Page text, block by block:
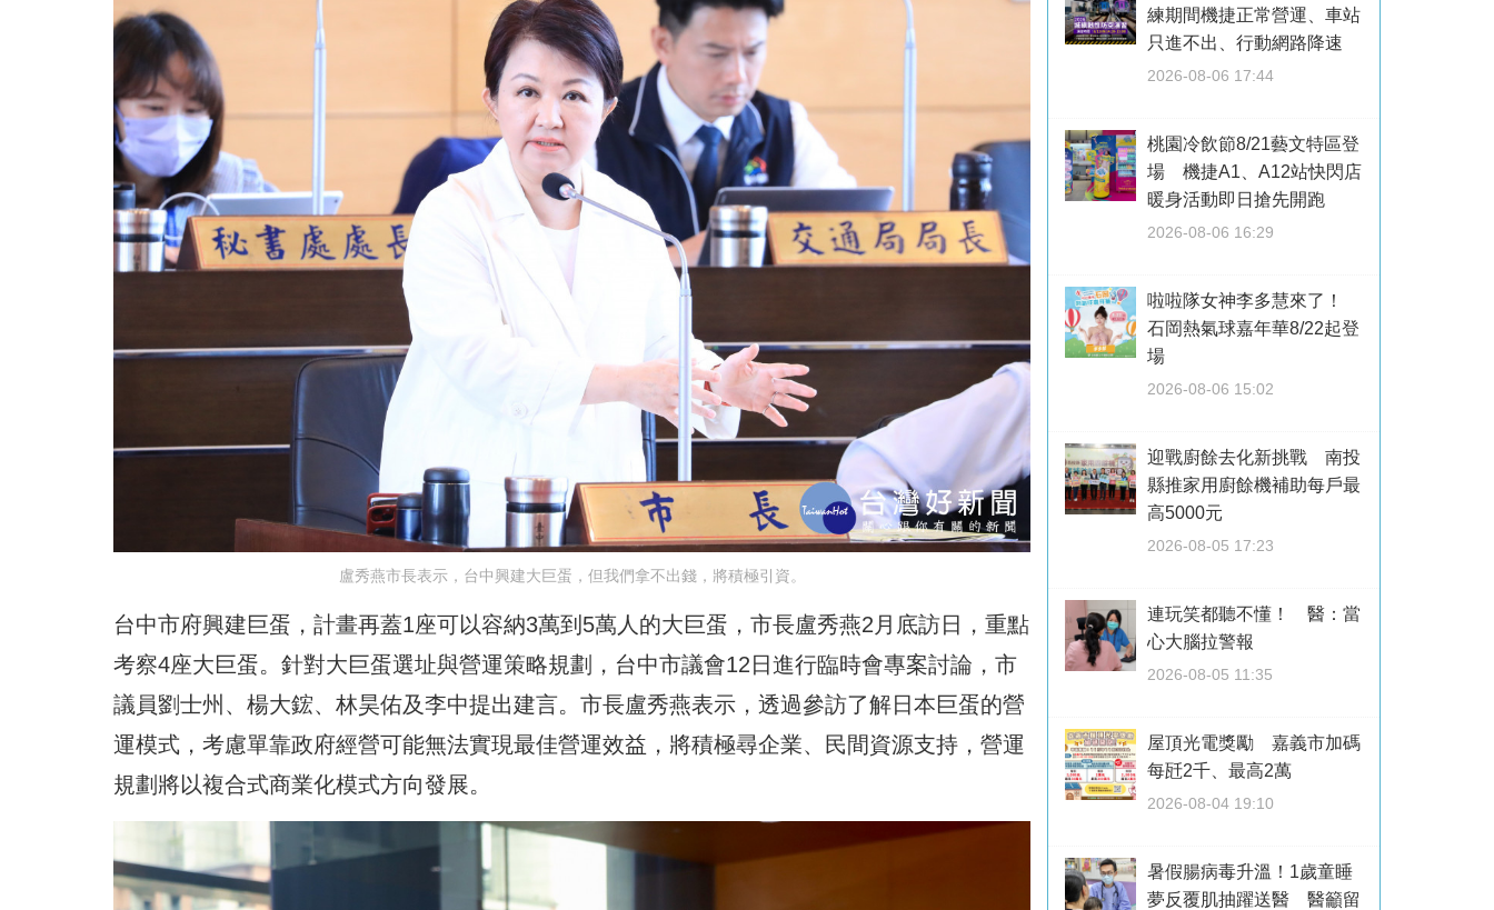
盧秀燕市長表示，台中興建大巨蛋，但我們拿不出錢，將積極引資。
台中市府興建巨蛋，計畫再蓋1座可以容納3萬到5萬人的大巨蛋，市長盧秀燕2月底訪日，重點
考察4座大巨蛋。針對大巨蛋選址與營運策略規劃，台中市議會12日進行臨時會專案討論，市
議員劉士州、楊大鋐、林昊佑及李中提出建言。市長盧秀燕表示，透過參訪了解日本巨蛋的營
運模式，考慮單靠政府經營可能無法實現最佳營運效益，將積極尋企業、民間資源支持，營運
規劃將以複合式商業化模式方向發展。
練期間機捷正常營運、車站
只進不出、行動網路降速
2026-08-06 17:44
桃園冷飲節8/21藝文特區登
場 機捷A1、A12站快閃店
暖身活動即日搶先開跑
2026-08-06 16:29
啦啦隊女神李多慧來了！
石岡熱氣球嘉年華8/22起登
場
2026-08-06 15:02
迎戰廚餘去化新挑戰 南投
縣推家用廚餘機補助每戶最
高5000元
2026-08-05 17:23
連玩笑都聽不懂！ 醫：當
心大腦拉警報
2026-08-05 11:35
屋頂光電獎勵 嘉義市加碼
每瓩2千、最高2萬
2026-08-04 19:10
暑假腸病毒升溫！1歲童睡
夢反覆肌抽躍送醫 醫籲留